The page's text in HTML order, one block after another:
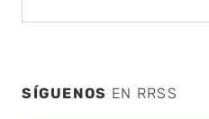
SÍGUENOS EN RRSS